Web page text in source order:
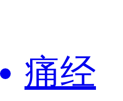
痛经